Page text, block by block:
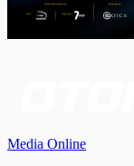
Media Online